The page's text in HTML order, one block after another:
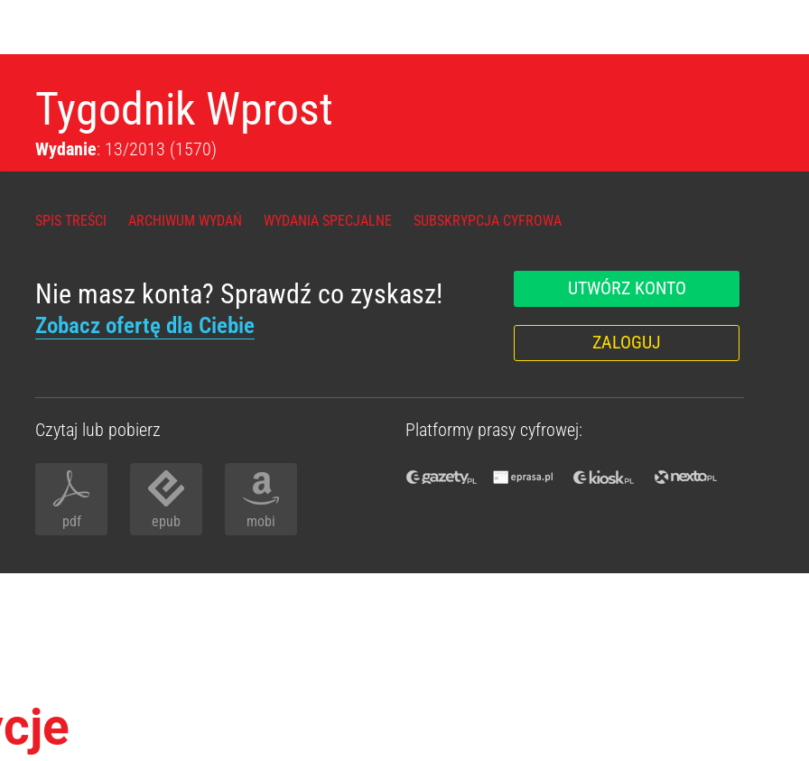
Tygodnik Wprost
Wydanie: 13/2013 (1570)
SPIS TREŚCI ARCHIWUM WYDAŃ WYDANIA SPECJALNE SUBSKRYPCJA CYFROWA
Nie masz konta? Sprawdź co zyskasz!
Zobacz ofertę dla Ciebie
UTWÓRZ KONTO
ZALOGUJ
Czytaj lub pobierz
pdf epub mobi
Platformy prasy cyfrowej: